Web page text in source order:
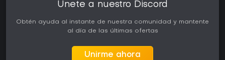
Únete a nuestro Discord
Obtén ayuda al instante de nuestra comunidad y mantente
al día de las últimas ofertas
Unirme ahora